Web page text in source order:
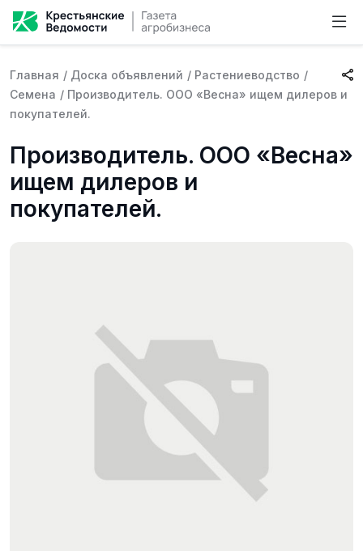
Главная / Доска объявлений / Растениеводство /
Семена / Производитель. ООО «Весна» ищем дилеров и
покупателей.
Производитель. ООО «Весна»
ищем дилеров и
покупателей.